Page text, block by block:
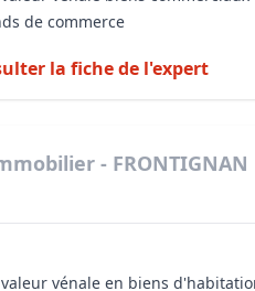
de commerce
la fiche de l'expert
- FRONTIGNAN
vénale en biens